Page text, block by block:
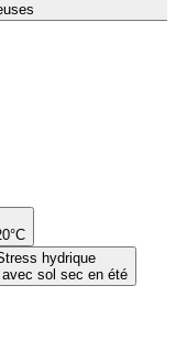
hydrique
sol sec en été